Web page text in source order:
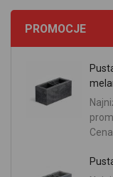
PROMOCJE